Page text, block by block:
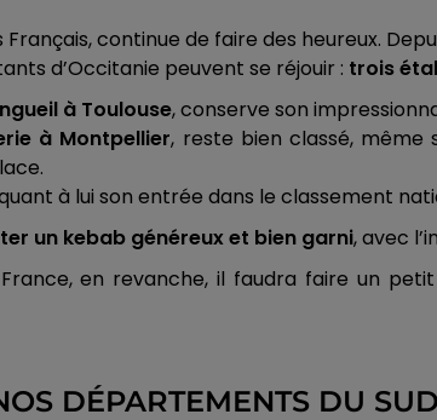
continue de faire des heureux.
d’Occitanie peuvent se réjouir : trois
à Toulouse, conserve son
à Montpellier, reste bien classé, même
à lui son entrée dans le classement
un kebab généreux et bien garni, avec
en revanche, il faudra faire un
DÉPARTEMENTS DU SUD